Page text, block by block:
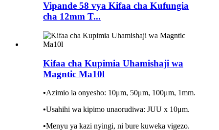
Vipande 58 vya Kifaa cha Kufungia
cha 12mm T...
Kifaa cha Kupimia Uhamishaji wa
Magntic Ma10l
•Azimio la onyesho: 10μm, 50μm, 100μm, 1mm.
•Usahihi wa kipimo unaorudiwa: JUU x 10μm.
•Menyu ya kazi nyingi, ni bure kuweka vigezo.